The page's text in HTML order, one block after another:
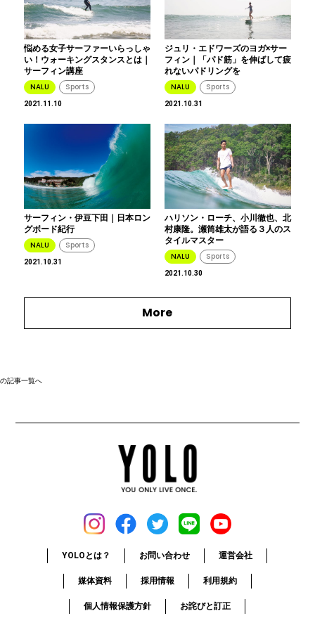
悩める女子サーファーいらっしゃ
い！ウォーキングスタンスとは｜
サーフィン講座
NALU Sports
2021.11.10
ジュリ・エドワーズのヨガ×サー
フィン｜「パド筋」を伸ばして疲
れないパドリングを
NALU Sports
2021.10.31
サーフィン・伊豆下田｜日本ロン
グボード紀行
NALU Sports
2021.10.31
ハリソン・ローチ、小川徹也、北
村康隆。瀬筒雄太が語る３人のス
タイルマスター
NALU Sports
2021.10.30
More
の記事一覧へ
YOLOとは？ お問い合わせ 運営会社
媒体資料 採用情報 利用規約
個人情報保護方針 お詫びと訂正